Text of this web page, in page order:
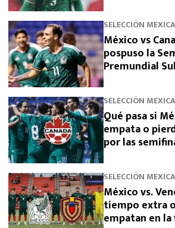
SELECCIÓN
México vs
pospuso la
Premundial
SELECCIÓN
Qué pasa si
empata o
por las
SELECCIÓN
México vs.
tiempo extra
empatan en